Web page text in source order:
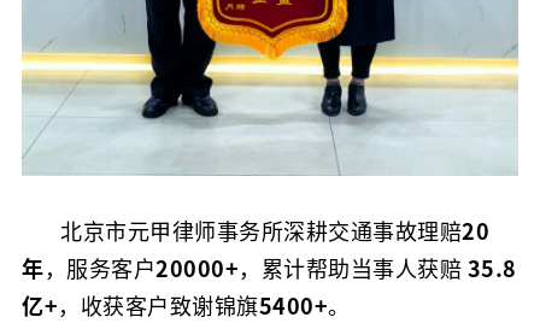
北京市元甲律师事务所深耕交通事故理赔20
年，服务客户20000+，累计帮助当事人获赔35.8
亿+，收获客户致谢锦旗5400+。